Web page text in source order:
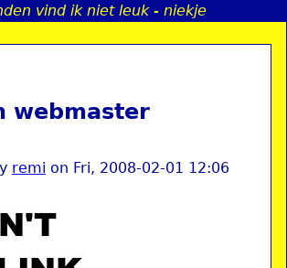
Jump to navigation
vind ik niet leuk - niekje
webmaster
remi on Fri, 2008-02-01 12:06